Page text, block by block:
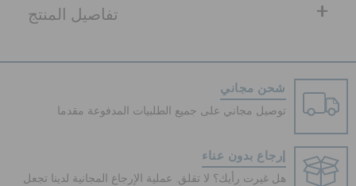
تفاصيل المنتج
شحن مجاني
توصيل مجاني على جميع الطلبيات المدفوعة مقدما
إرجاع بدون عناء
هل غيرت رأيك؟ لا تقلق. عملية الإرجاع المجانية لدينا تجعل